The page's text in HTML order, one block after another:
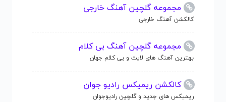
مجموعه گلچین آهنگ خارجی
کالکشن آهنگ خارجی
مجموعه گلچین آهنگ بی کلام
بهترین آهنگ های لایت و بی کلام جهان
کالکشن ریمیکس رادیو جوان
ریمیکس های جدید و گلچین رادیوجوان